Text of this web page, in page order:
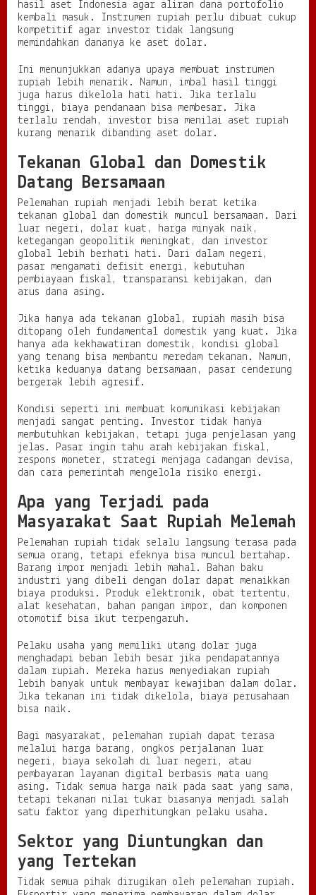
hasil aset Indonesia agar aliran dana portofolio
kembali masuk. Instrumen rupiah perlu dibuat cukup
kompetitif agar investor tidak langsung
memindahkan dananya ke aset dolar.
Ini menunjukkan adanya upaya membuat instrumen
rupiah lebih menarik. Namun, imbal hasil tinggi
juga harus dikelola hati hati. Jika terlalu
tinggi, biaya pendanaan bisa membesar. Jika
terlalu rendah, investor bisa menilai aset rupiah
kurang menarik dibanding aset dolar.
Tekanan Global dan Domestik
Datang Bersamaan
Pelemahan rupiah menjadi lebih berat ketika
tekanan global dan domestik muncul bersamaan. Dari
luar negeri, dolar kuat, harga minyak naik,
ketegangan geopolitik meningkat, dan investor
global lebih berhati hati. Dari dalam negeri,
pasar mengamati defisit energi, kebutuhan
pembiayaan fiskal, transparansi kebijakan, dan
arus dana asing.
Jika hanya ada tekanan global, rupiah masih bisa
ditopang oleh fundamental domestik yang kuat. Jika
hanya ada kekhawatiran domestik, kondisi global
yang tenang bisa membantu meredam tekanan. Namun,
ketika keduanya datang bersamaan, pasar cenderung
bergerak lebih agresif.
Kondisi seperti ini membuat komunikasi kebijakan
menjadi sangat penting. Investor tidak hanya
membutuhkan kebijakan, tetapi juga penjelasan yang
jelas. Pasar ingin tahu arah kebijakan fiskal,
respons moneter, strategi menjaga cadangan devisa,
dan cara pemerintah mengelola risiko energi.
Apa yang Terjadi pada
Masyarakat Saat Rupiah Melemah
Pelemahan rupiah tidak selalu langsung terasa pada
semua orang, tetapi efeknya bisa muncul bertahap.
Barang impor menjadi lebih mahal. Bahan baku
industri yang dibeli dengan dolar dapat menaikkan
biaya produksi. Produk elektronik, obat tertentu,
alat kesehatan, bahan pangan impor, dan komponen
otomotif bisa ikut terpengaruh.
Pelaku usaha yang memiliki utang dolar juga
menghadapi beban lebih besar jika pendapatannya
dalam rupiah. Mereka harus menyediakan rupiah
lebih banyak untuk membayar kewajiban dalam dolar.
Jika tekanan ini tidak dikelola, biaya perusahaan
bisa naik.
Bagi masyarakat, pelemahan rupiah dapat terasa
melalui harga barang, ongkos perjalanan luar
negeri, biaya sekolah di luar negeri, atau
pembayaran layanan digital berbasis mata uang
asing. Tidak semua harga naik pada saat yang sama,
tetapi tekanan nilai tukar biasanya menjadi salah
satu faktor yang diperhitungkan pelaku usaha.
Sektor yang Diuntungkan dan
yang Tertekan
Tidak semua pihak dirugikan oleh pelemahan rupiah.